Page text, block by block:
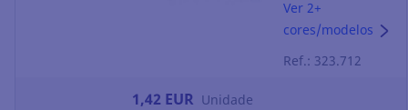
Edding 330 -
ponta em bisel 1-
Ver 2+
cores/modelos
Ref.: 323.712
1,42 EUR Unidade